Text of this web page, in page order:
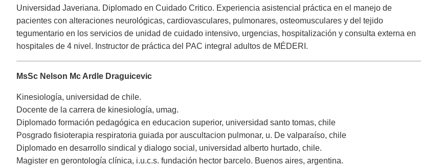
Universidad Javeriana. Diplomado en Cuidado Critico. Experiencia asistencial práctica en el manejo de
pacientes con alteraciones neurológicas, cardiovasculares, pulmonares, osteomusculares y del tejido
tegumentario en los servicios de unidad de cuidado intensivo, urgencias, hospitalización y consulta externa en
hospitales de 4 nivel. Instructor de práctica del PAC integral adultos de MÉDERI.
MsSc Nelson Mc Ardle Draguicevic
Kinesiología, universidad de chile.
Docente de la carrera de kinesiología, umag.
Diplomado formación pedagógica en educacion superior, universidad santo tomas, chile
Posgrado fisioterapia respiratoria guiada por auscultacion pulmonar, u. De valparaíso, chile
Diplomado en desarrollo sindical y dialogo social, universidad alberto hurtado, chile.
Magister en gerontología clínica, i.u.c.s. fundación hector barcelo. Buenos aires, argentina.